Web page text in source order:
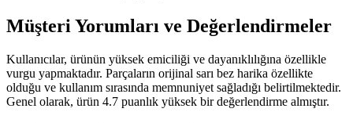
Müşteri Yorumları ve Değerlendirmeler
Kullanıcılar, ürünün yüksek emiciliği ve dayanıklılığına özellikle
vurgu yapmaktadır. Parçaların orijinal sarı bez harika özellikte
olduğu ve kullanım sırasında memnuniyet sağladığı belirtilmektedir.
Genel olarak, ürün 4.7 puanlık yüksek bir değerlendirme almıştır.